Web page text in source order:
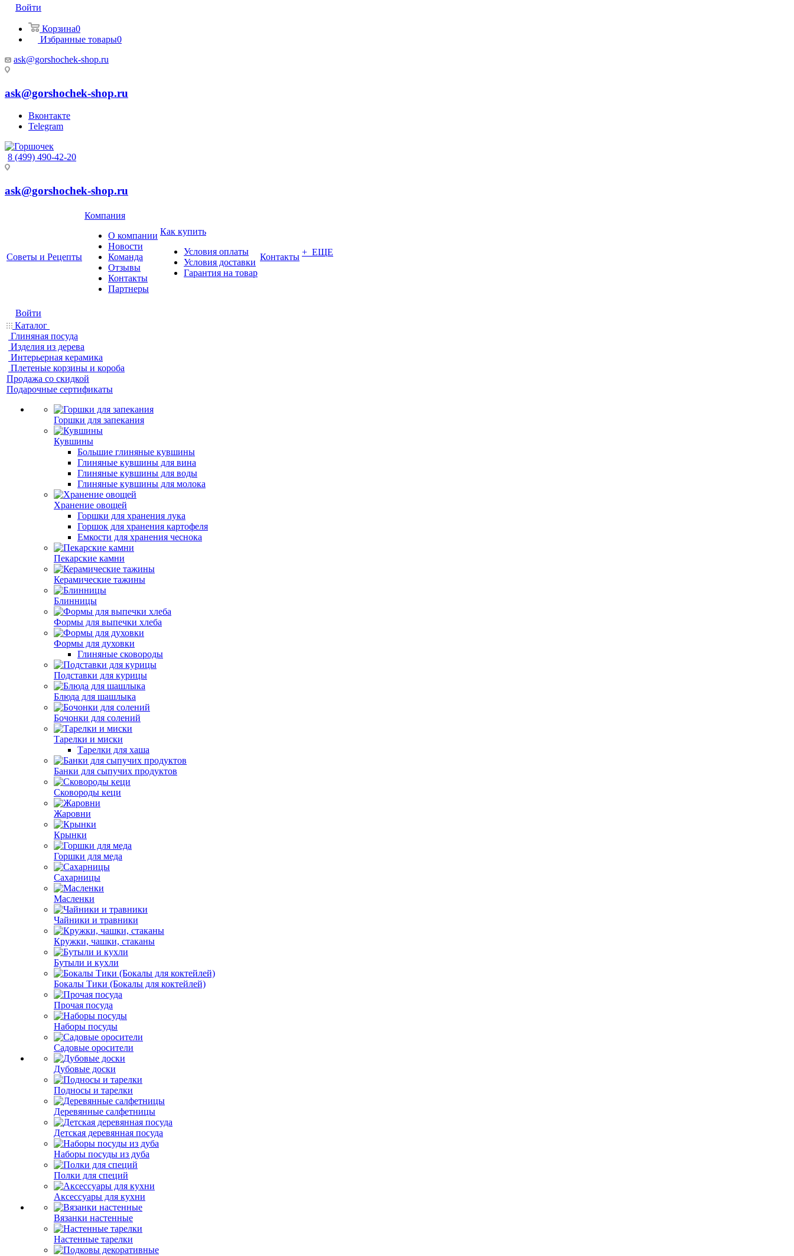
Войти
Корзина0
Избранные товары0
ask@gorshochek-shop.ru
ask@gorshochek-shop.ru
Вконтакте
Telegram
8 (499) 490-42-20
ask@gorshochek-shop.ru
Советы и Рецепты
Компания
О компании
Новости
Команда
Отзывы
Контакты
Партнеры
Как купить
Условия оплаты
Условия доставки
Гарантия на товар
Контакты + ЕЩЕ
Войти
Каталог
Глиняная посуда
Изделия из дерева
Интерьерная керамика
Плетеные корзины и короба
Продажа со скидкой
Подарочные сертификаты
Горшки для запекания
Кувшины
Большие глиняные кувшины
Глиняные кувшины для вина
Глиняные кувшины для воды
Глиняные кувшины для молока
Хранение овощей
Горшки для хранения лука
Горшок для хранения картофеля
Емкости для хранения чеснока
Пекарские камни
Керамические тажины
Блинницы
Формы для выпечки хлеба
Формы для духовки
Глиняные сковороды
Подставки для курицы
Блюда для шашлыка
Бочонки для солений
Тарелки и миски
Тарелки для хаша
Банки для сыпучих продуктов
Сковороды кеци
Жаровни
Крынки
Горшки для меда
Сахарницы
Масленки
Чайники и травники
Кружки, чашки, стаканы
Бутыли и кухли
Бокалы Тики (Бокалы для коктейлей)
Прочая посуда
Наборы посуды
Садовые оросители
Дубовые доски
Подносы и тарелки
Деревянные салфетницы
Детская деревянная посуда
Наборы посуды из дуба
Полки для специй
Аксессуары для кухни
Вязанки настенные
Настенные тарелки